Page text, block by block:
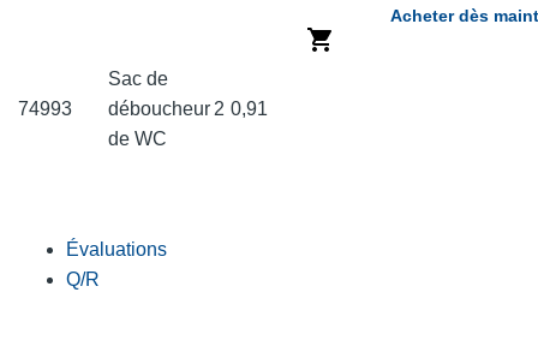
74993
Sac de
déboucheur
de WC
2 0,91
Acheter dès
Évaluations
Q/R